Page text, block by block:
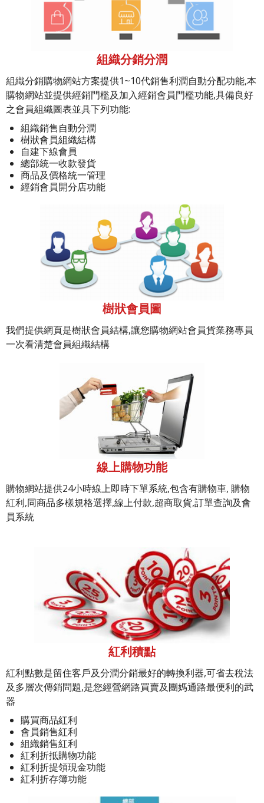
組織分銷分潤
組織分銷購物網站方案提供1~10代銷售利潤自動分配功能,本
購物網站並提供經銷門檻及加入經銷會員門檻功能,具備良好
之會員組織圖表並具下列功能:
組織銷售自動分潤
樹狀會員組織結構
自建下線會員
總部統一收款發貨
商品及價格統一管理
經銷會員開分店功能
樹狀會員圖
我們提供網頁是樹狀會員結構,讓您購物網站會員貨業務專員
一次看清楚會員組織結構
線上購物功能
購物網站提供24小時線上即時下單系統,包含有購物車, 購物
紅利,同商品多樣規格選擇,線上付款,超商取貨,訂單查詢及會
員系統
紅利積點
紅利點數是留住客戶及分潤分銷最好的轉換利器,可省去稅法
及多層次傳銷問題,是您經營網路買賣及團媽通路最便利的武
器
購買商品紅利
會員銷售紅利
組織銷售紅利
紅利折抵購物功能
紅利折提領現金功能
紅利折存簿功能